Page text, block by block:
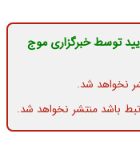
توسط خبرگزاری موج
نخواهد شد.
باشد منتشر نخواهد شد.